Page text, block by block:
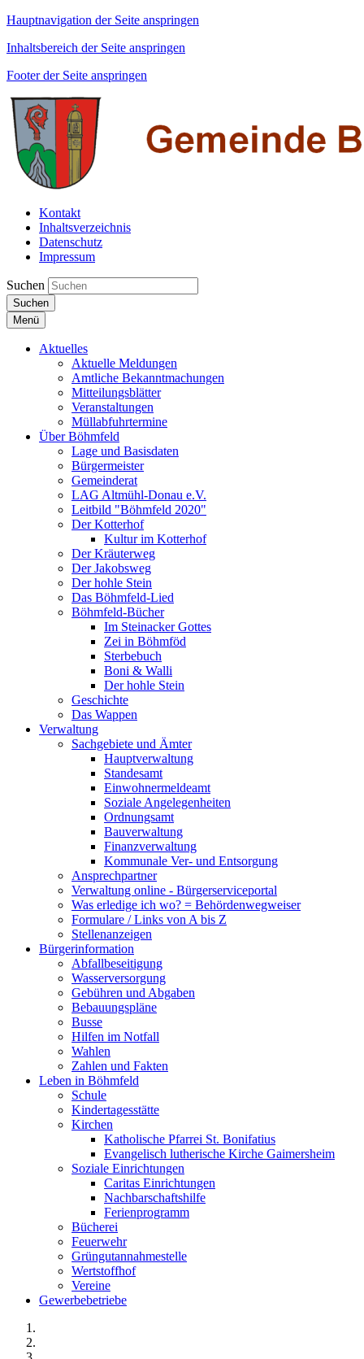
Hauptnavigation der Seite anspringen
Inhaltsbereich der Seite anspringen
Footer der Seite anspringen
Kontakt
Inhaltsverzeichnis
Datenschutz
Impressum
Suchen
Suchen
Menü
Aktuelles
Aktuelle Meldungen
Amtliche Bekanntmachungen
Mitteilungsblätter
Veranstaltungen
Müllabfuhrtermine
Über Böhmfeld
Lage und Basisdaten
Bürgermeister
Gemeinderat
LAG Altmühl-Donau e.V.
Leitbild "Böhmfeld 2020"
Der Kotterhof
Kultur im Kotterhof
Der Kräuterweg
Der Jakobsweg
Der hohle Stein
Das Böhmfeld-Lied
Böhmfeld-Bücher
Im Steinacker Gottes
Zei in Böhmföd
Sterbebuch
Boni & Walli
Der hohle Stein
Geschichte
Das Wappen
Verwaltung
Sachgebiete und Ämter
Hauptverwaltung
Standesamt
Einwohnermeldeamt
Soziale Angelegenheiten
Ordnungsamt
Bauverwaltung
Finanzverwaltung
Kommunale Ver- und Entsorgung
Ansprechpartner
Verwaltung online - Bürgerserviceportal
Was erledige ich wo? = Behördenwegweiser
Formulare / Links von A bis Z
Stellenanzeigen
Bürgerinformation
Abfallbeseitigung
Wasserversorgung
Gebühren und Abgaben
Bebauungspläne
Busse
Hilfen im Notfall
Wahlen
Zahlen und Fakten
Leben in Böhmfeld
Schule
Kindertagesstätte
Kirchen
Katholische Pfarrei St. Bonifatius
Evangelisch lutherische Kirche Gaimersheim
Soziale Einrichtungen
Caritas Einrichtungen
Nachbarschaftshilfe
Ferienprogramm
Bücherei
Feuerwehr
Grüngutannahmestelle
Wertstoffhof
Vereine
Gewerbebetriebe